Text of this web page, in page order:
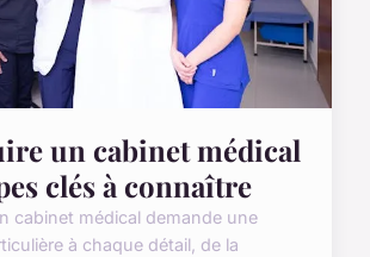
un cabinet médical
clés à connaître
cabinet médical demande une
à chaque détail, de la